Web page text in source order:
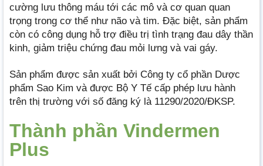
cường lưu thông máu tới các mô và cơ quan quan
trọng trong cơ thể như não và tim. Đặc biệt, sản phẩm
còn có công dụng hỗ trợ điều trị tình trạng đau dây thần
kinh, giảm triệu chứng đau mỏi lưng và vai gáy.
Sản phẩm được sản xuất bởi Công ty cổ phần Dược
phẩm Sao Kim và được Bộ Y Tế cấp phép lưu hành
trên thị trường với số đăng ký là 11290/2020/ĐKSP.
Thành phần Vindermen
Plus